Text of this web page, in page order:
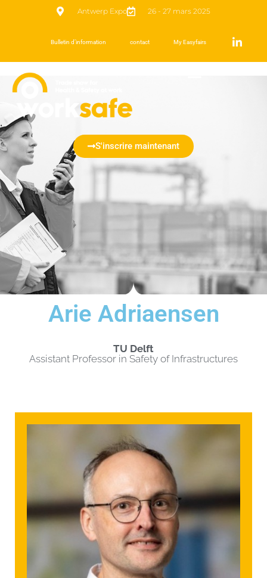
Antwerp Expo 26 - 27 mars 2025
Bulletin d’information contact My Easyfairs
S'inscrire maintenant
Arie Adriaensen
TU Delft
Assistant Professor in Safety of Infrastructures